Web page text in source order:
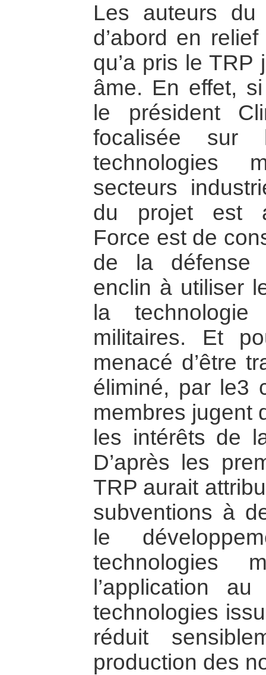
Les auteurs du
d’abord en
qu’a pris le TRP
âme. En effet,
le président
focalisée sur
technologies
secteurs
du projet est
Force est de
de la défense
enclin à utiliser
la
militaires. Et
menacé d’être
éliminé, par le3
membres jugent
les intérêts de
D’après les
TRP aurait
subventions à
le
technologies
l’application
technologies
réduit
production des